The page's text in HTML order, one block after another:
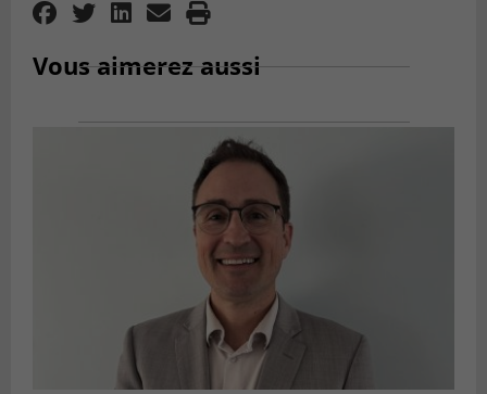
Vous aimerez aussi